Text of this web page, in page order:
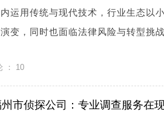
运用传统与现代技术，行业生态以
变，同时也面临法律风险与转型挑
： 10
市侦探公司：专业调查服务在